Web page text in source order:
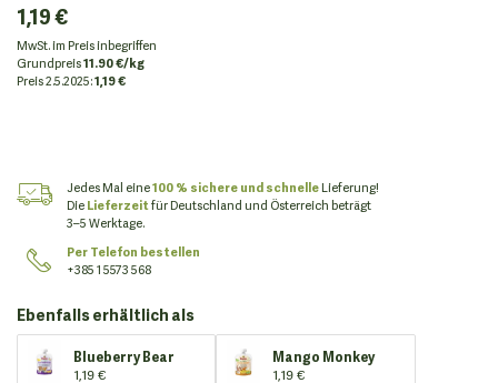
1,19 €
MwSt. im Preis inbegriffen
Grundpreis11.90 €/kg
Preis2.5.2025:1,19 €
Jedes Mal eine100 % sichere und schnelleLieferung!
DieLieferzeitfür Deutschland und Österreich beträgt
3–5 Werktage.
Per Telefon bestellen
+385 1 5573 568
Ebenfalls erhältlich als
Blueberry Bear
1,19 €
Mango Monkey
1,19 €